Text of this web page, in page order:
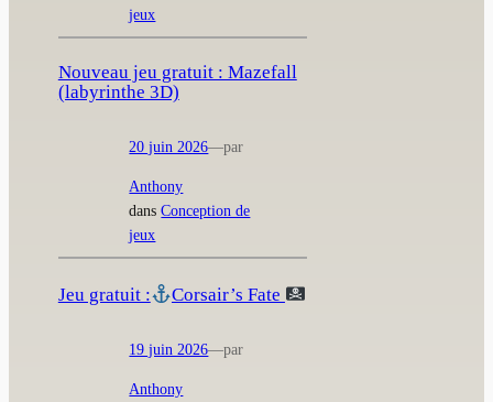
jeux
Nouveau jeu gratuit : Mazefall
(labyrinthe 3D)
20 juin 2026—par
Anthony
dansConception de
jeux
Jeu gratuit : Corsair’s Fate
19 juin 2026—par
Anthony